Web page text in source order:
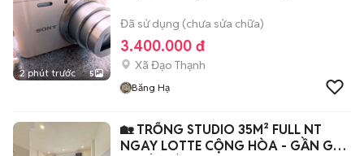
2 phút trước 5
Đã sử dụng (chưa sửa chữa)
3.400.000 đ
Xã Đạo Thạnh
Băng Hạ
🏡 TRỐNG STUDIO 35M² FULL NT
NGAY LOTTE CỘNG HÒA - GẦN GA